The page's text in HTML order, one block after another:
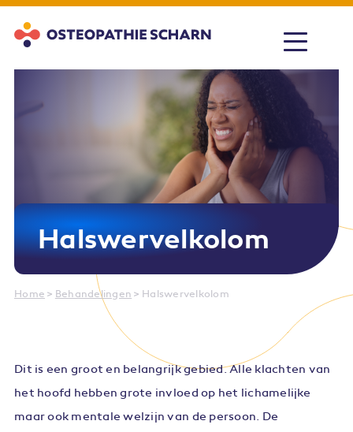
Halswervelkolom
Home > Behandelingen > Halswervelkolom
Dit is een groot en belangrijk gebied. Alle klachten van
het hoofd hebben grote invloed op het lichamelijke
maar ook mentale welzijn van de persoon. De